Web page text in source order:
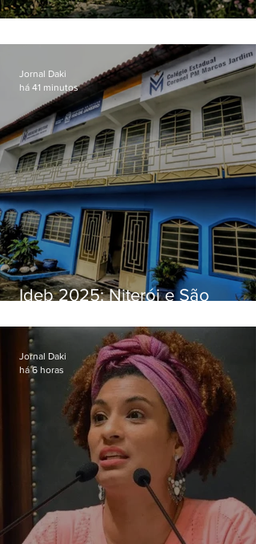
Ideb 2025: Niterói e São
distintos no ensino médio; veja
Jornal Daki
há 41 minutos
Jornal Daki
há 6 horas